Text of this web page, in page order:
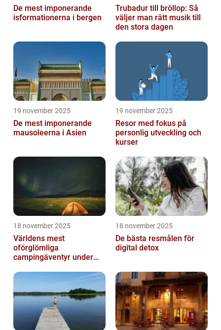
De mest imponerande
isformationerna i bergen
Trubadur till bröllop: Så
väljer man rätt musik till
den stora dagen
19 november 2025
De mest imponerande
mausoleerna i Asien
19 november 2025
Resor med fokus på
personlig utveckling och
kurser
18 november 2025
Världens mest
oförglömliga
campingäventyr under
18 november 2025
De bästa resmålen för
digital detox